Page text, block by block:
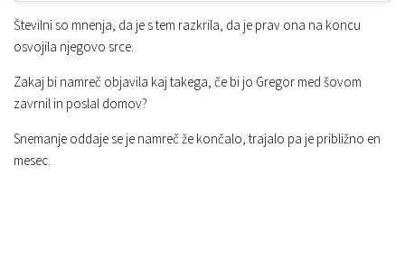
Številni so mnenja, da je s tem razkrila, da je prav ona na koncu
osvojila njegovo srce.
Zakaj bi namreč objavila kaj takega, če bi jo Gregor med šovom
zavrnil in poslal domov?
Snemanje oddaje se je namreč že končalo, trajalo pa je približno en
mesec.